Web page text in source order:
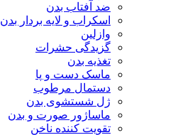
ضد آفتاب بدن
اسکراب و لایه بردار بدن
وازلین
گزیدگی حشرات
تغذیه بدن
ماسک دست و پا
دستمال مرطوب
ژل شستشوی بدن
ماساژور صورت و بدن
تقویت کننده ناخن